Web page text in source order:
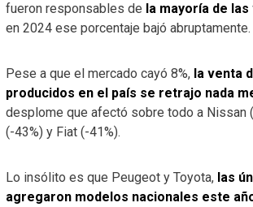
fueron responsables de la mayoría de
en 2024 ese porcentaje bajó abruptamente.
Pese a que el mercado cayó 8%, la venta
producidos en el país se retrajo nada
desplome que afectó sobre todo a Nissan
(-43%) y Fiat (-41%).
Lo insólito es que Peugeot y Toyota, las
agregaron modelos nacionales este